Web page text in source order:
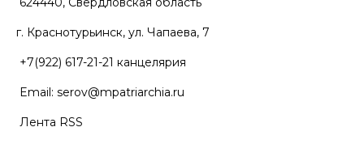
г. Краснотурьинск, ул. Чапаева, 7
+7(922) 617-21-21 канцелярия
Email: serov@mpatriarchia.ru
Лента RSS